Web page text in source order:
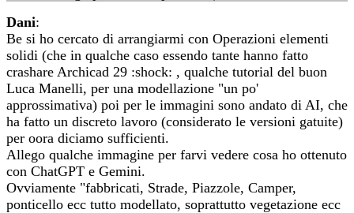
Dani:
Be si ho cercato di arrangiarmi con Operazioni elementi
solidi (che in qualche caso essendo tante hanno fatto
crashare Archicad 29 :shock: , qualche tutorial del buon
Luca Manelli, per una modellazione "un po'
approssimativa) poi per le immagini sono andato di AI, che
ha fatto un discreto lavoro (considerato le versioni gatuite)
per oora diciamo sufficienti.
Allego qualche immagine per farvi vedere cosa ho ottenuto
con ChatGPT e Gemini.
Ovviamente "fabbricati, Strade, Piazzole, Camper,
ponticello ecc tutto modellato, soprattutto vegetazione ecc